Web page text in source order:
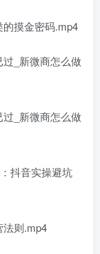
摸金密码.mp4
_新微商怎么做
_新微商怎么做
抖音实操避坑
法则.mp4